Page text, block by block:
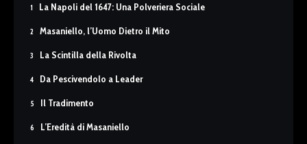
La Napoli del 1647: Una Polveriera Sociale
Masaniello, l’Uomo Dietro il Mito
La Scintilla della Rivolta
Da Pescivendolo a Leader
Il Tradimento
L’Eredità di Masaniello